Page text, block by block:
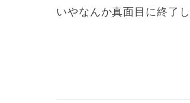
いやなんか真面目に終了